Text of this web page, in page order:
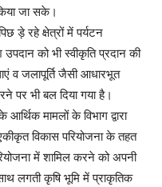
जा सके।
ड़े रहे क्षेत्रों में पर्यटन
को भी स्वीकृति प्रदान की
व जलापूर्ति जैसी आधारभूत
पर भी बल दिया गया है।
मामलों के विभाग द्वारा
विकास परियोजना के तहत
में शामिल करने को अपनी
लगती कृषि भूमि में प्राकृतिक